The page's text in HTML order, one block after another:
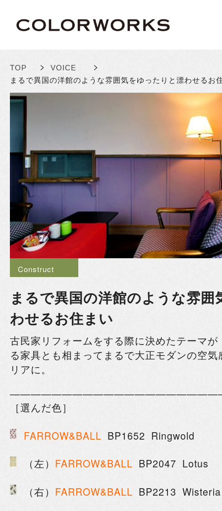
TOP > VOICE >
まるで異国の洋館のような雰囲気をゆったりと漂わせるお
Construct
まるで異国の洋館のような雰囲
わせるお住まい
古民家リフォームをする際に決めたテーマ
る家具とも相まってまるで大正モダンの空
リアに。
［選んだ色］
FARROW&BALL BP1652 Ringwold
（左） FARROW&BALL BP2047 Lotus
（右） FARROW&BALL BP2213 Wisteria